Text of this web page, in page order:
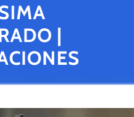
|